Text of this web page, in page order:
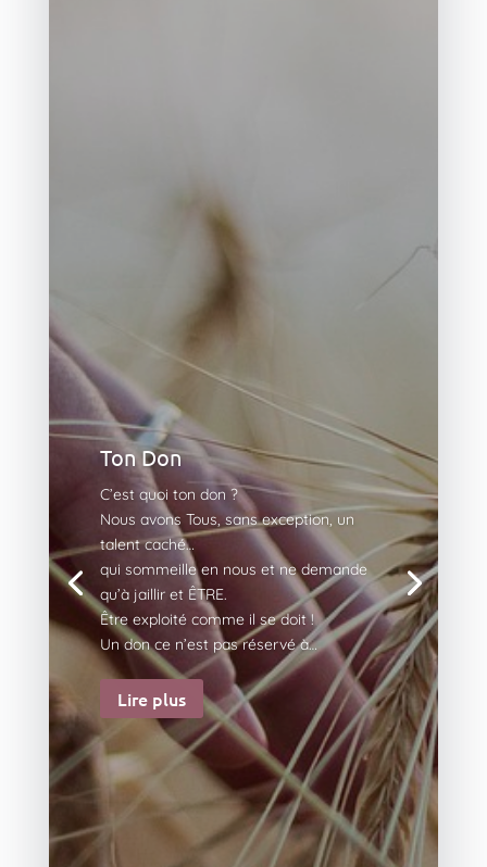
Ton Don
C’est quoi ton don ?
Nous avons Tous, sans exception, un
talent caché…
qui sommeille en nous et ne demande
qu’à jaillir et ÊTRE.
Être exploité comme il se doit !
Un don ce n’est pas réservé à…
Lire plus